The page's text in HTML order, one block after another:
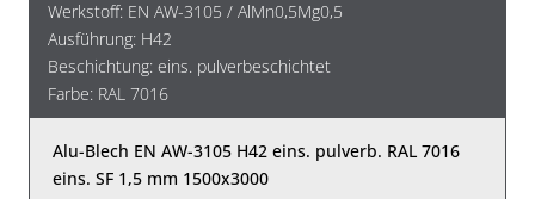
Werkstoff: EN AW-3105 / AlMn0,5Mg0,5
Ausführung: H42
Beschichtung: eins. pulverbeschichtet
Farbe: RAL 7016
Alu-Blech EN AW-3105 H42 eins. pulverb. RAL 7016
eins. SF 1,5 mm 1500x3000